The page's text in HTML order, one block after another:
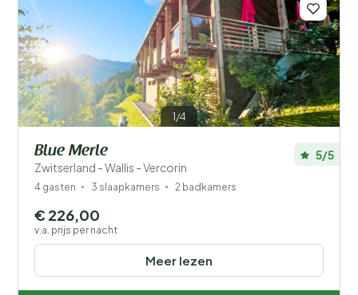
1/4
Blue Merle
Zwitserland - Wallis - Vercorin
5/5
4 gasten 3 slaapkamers 2 badkamers
Meer lezen
€ 226,00
v.a. prijs per nacht